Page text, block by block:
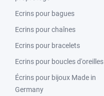
Ecrins pour bagues
Ecrins pour chaînes
Ecrins pour bracelets
Ecrins pour boucles d'oreilles
Écrins pour bijoux Made in
Germany